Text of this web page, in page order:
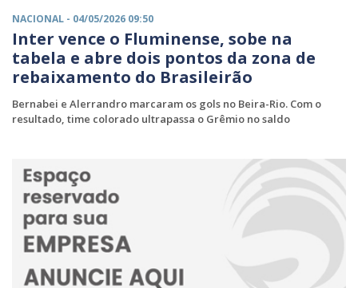
NACIONAL - 04/05/2026 09:50
Inter vence o Fluminense, sobe na
tabela e abre dois pontos da zona de
rebaixamento do Brasileirão
Bernabei e Alerrandro marcaram os gols no Beira-Rio. Com o
resultado, time colorado ultrapassa o Grêmio no saldo